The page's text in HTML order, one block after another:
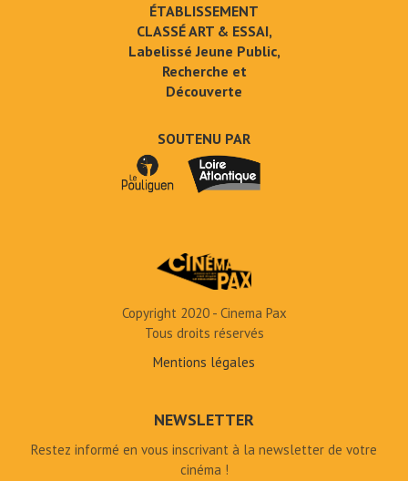
ÉTABLISSEMENT
CLASSÉ ART & ESSAI,
Labelissé Jeune Public,
Recherche et
Découverte
SOUTENU PAR
Copyright 2020 - Cinema Pax
Tous droits réservés
Mentions légales
NEWSLETTER
Restez informé en vous inscrivant à la newsletter de votre
cinéma !